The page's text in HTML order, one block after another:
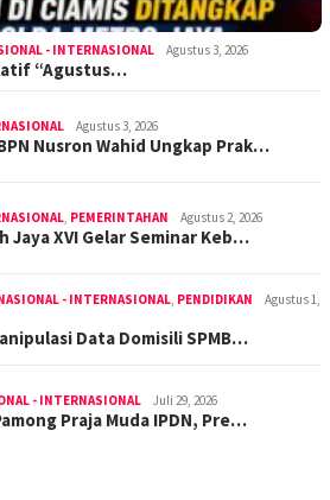
- INTERNASIONAL Agustus 3, 2026
“Agustus…
Agustus 3, 2026
Nusron Wahid Ungkap Prak…
, PEMERINTAHAN Agustus 2, 2026
Jaya XVI Gelar Seminar Keb…
- INTERNASIONAL, PENDIDIKAN
Agustus 1,
Data Domisili SPMB…
- INTERNASIONAL Juli 29, 2026
Praja Muda IPDN, Pre…